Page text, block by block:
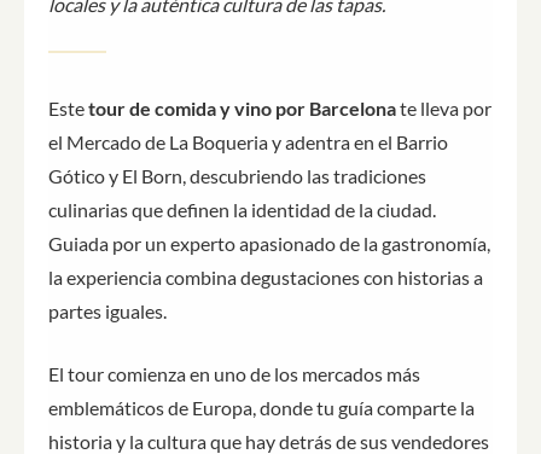
Estetour de comida y vino por Barcelonate lleva por
el Mercado de La Boqueria y adentra en el Barrio
Gótico y El Born, descubriendo las tradiciones
culinarias que definen la identidad de la ciudad.
Guiada por un experto apasionado de la gastronomía,
la experiencia combina degustaciones con historias a
partes iguales.
El tour comienza en uno de los mercados más
emblemáticos de Europa, donde tu guía comparte la
historia y la cultura que hay detrás de sus vendedores